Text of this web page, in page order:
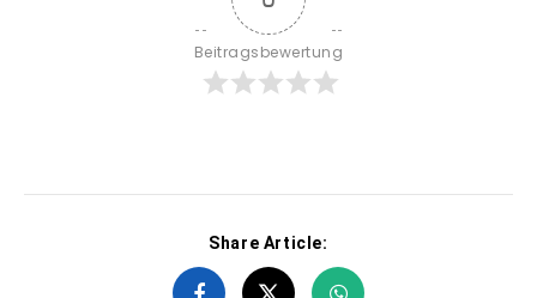
Beitragsbewertung
Share Article: